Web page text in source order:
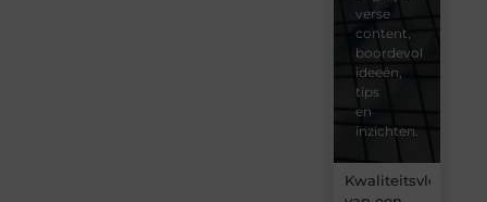
verse
content,
boordevol
ideeën,
tips
en
inzichten.
Kwaliteitsvlees